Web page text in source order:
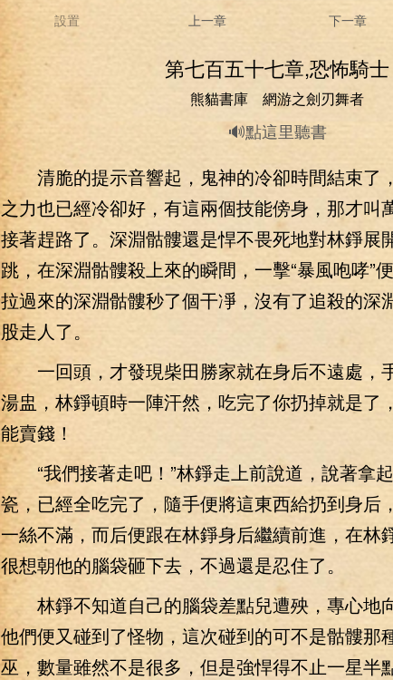
設置 上一章 下一章
第七百五十七章,恐怖騎士
熊貓書庫 網游之劍刃舞者
🔊點這里聽書
清脆的提示音響起，鬼神的冷卻時間結束了
之力也已經冷卻好，有這兩個技能傍身，那才叫
接著趕路了。深淵骷髏還是悍不畏死地對林錚展
跳，在深淵骷髏殺上來的瞬間，一擊“暴風咆哮”
拉過來的深淵骷髏秒了個干凈，沒有了追殺的深
股走人了。
一回頭，才發現柴田勝家就在身后不遠處，
湯盅，林錚頓時一陣汗然，吃完了你扔掉就是了
能賣錢！
“我們接著走吧！”林錚走上前說道，說著拿
瓷，已經全吃完了，隨手便將這東西給扔到身后
一絲不滿，而后便跟在林錚身后繼續前進，在林
很想朝他的腦袋砸下去，不過還是忍住了。
林錚不知道自己的腦袋差點兒遭殃，專心地
他們便又碰到了怪物，這次碰到的可不是骷髏那
巫，數量雖然不是很多，但是強悍得不止一星半